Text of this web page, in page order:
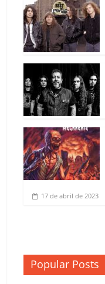
b
o
o
k
p
ar
til
h
ar
17 de abril de 2023
Popular Posts